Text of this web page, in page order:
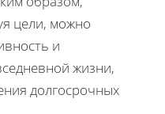
цели, можно
и
жизни,
долгосрочных